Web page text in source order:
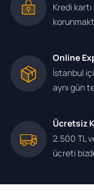
Kredi
Online
İstanbul
aynı gün
Ücretsiz
2.500 TL
ücreti